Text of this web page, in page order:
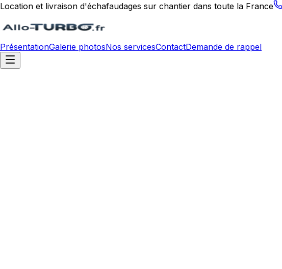
Location et livraison d'échafaudages sur chantier dans toute la France
PrésentationGalerie photosNos servicesContactDemande de rappel